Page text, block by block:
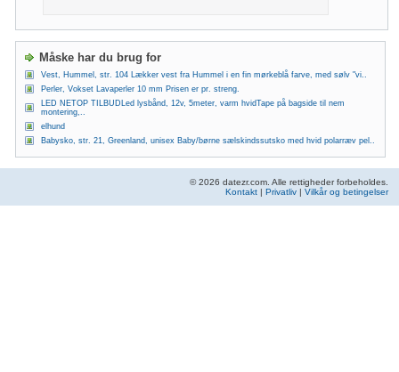
Måske har du brug for
Vest, Hummel, str. 104 Lækker vest fra Hummel i en fin mørkeblå farve, med sølv "vi..
Perler, Vokset Lavaperler 10 mm Prisen er pr. streng.
LED NETOP TILBUDLed lysbånd, 12v, 5meter, varm hvidTape på bagside til nem
montering,..
elhund
Babysko, str. 21, Greenland, unisex Baby/børne sælskindssutsko med hvid polarræv pel..
© 2026 datezr.com. Alle rettigheder forbeholdes.
Kontakt | Privatliv | Vilkår og betingelser